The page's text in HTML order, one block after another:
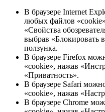
В браузере Internet
любых файлов
«Свойства
выбрав «Блокировать
ползунка.
В браузере Firefox
«cookie», нажав
«Приватность».
В браузере Safari
«cookie», нажав
В браузере Chrome